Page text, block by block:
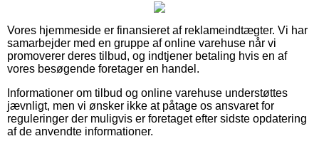
Vores hjemmeside er finansieret af reklameindtægter. Vi har
samarbejder med en gruppe af online varehuse når vi
promoverer deres tilbud, og indtjener betaling hvis en af
vores besøgende foretager en handel.
Informationer om tilbud og online varehuse understøttes
jævnligt, men vi ønsker ikke at påtage os ansvaret for
reguleringer der muligvis er foretaget efter sidste opdatering
af de anvendte informationer.